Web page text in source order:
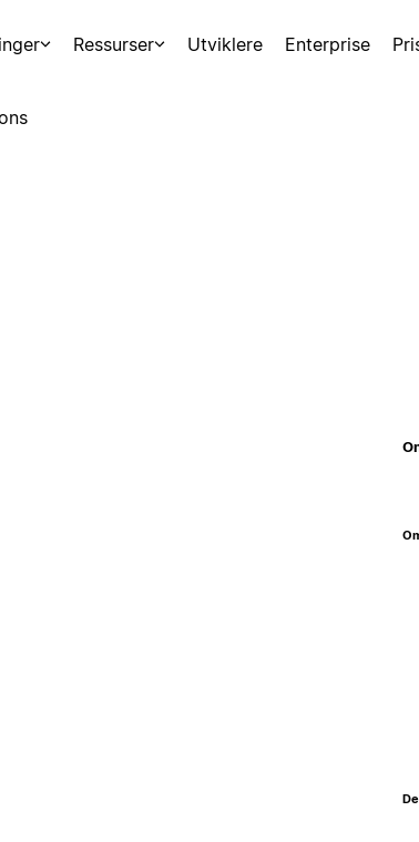
Ressurser Utviklere Enterprise